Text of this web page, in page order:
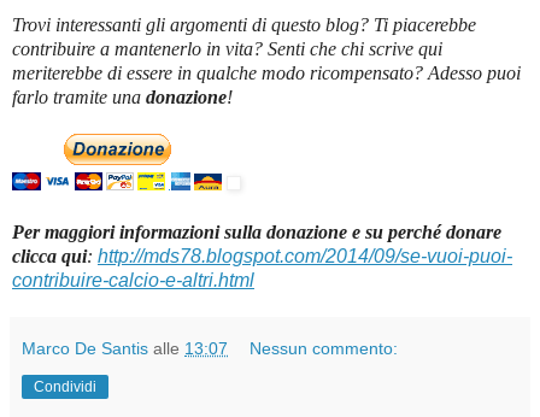
Trovi interessanti gli argomenti di questo blog? Ti piacerebbe
contribuire a mantenerlo in vita? Senti che chi scrive qui
meriterebbe di essere in qualche modo ricompensato? Adesso puoi
farlo tramite una donazione!
Per maggiori informazioni sulla donazione e su perché donare
clicca qui: http://mds78.blogspot.com/2014/09/se-vuoi-puoi-
contribuire-calcio-e-altri.html
Marco De Santis alle 13:07 Nessun commento:
Condividi